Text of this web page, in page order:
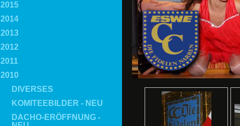
2015
2014
2013
2012
2011
2010
DIVERSES
KOMITEEBILDER - NEU
DACHO-ERÖFFNUNG -